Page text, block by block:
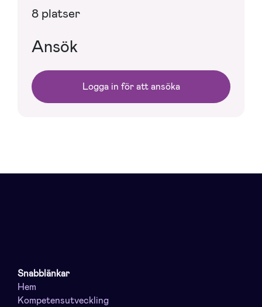
8 platser
Ansök
Logga in för att ansöka
Snabblänkar
Hem
Kompetensutveckling